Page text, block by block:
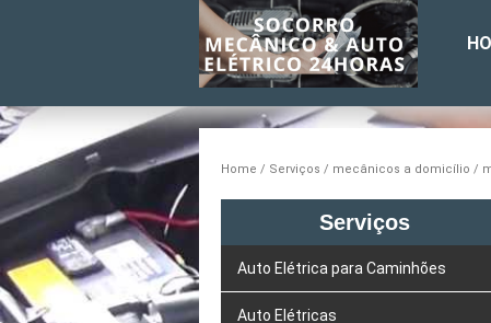
Home Serviços mecânicos a domicílio
Serviços
Auto Elétrica para Caminhões
Auto Elétricas